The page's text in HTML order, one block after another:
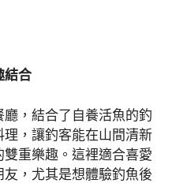
結合
，結合了自養活魚的釣
，讓釣客能在山間清新
重樂趣。這裡適合喜愛
，尤其是想體驗釣魚後